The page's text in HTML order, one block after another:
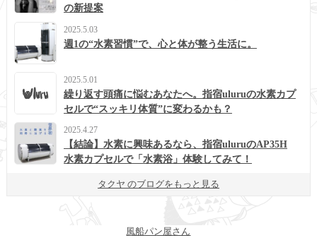
の新提案
2025.5.03
週1の“水素習慣”で、心と体が整う生活に。
2025.5.01
繰り返す頭痛に悩むあなたへ。指宿uluruの水素カプ
セルで“スッキリ体質”に変わるかも？
2025.4.27
【結論】水素に興味あるなら、指宿uluruのAP35H
水素カプセルで「水素浴」体験してみて！
タクヤ のブログをもっと見る
風船パン屋さん